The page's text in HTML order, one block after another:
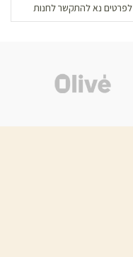
לפרטים נא להתקשר לחנות